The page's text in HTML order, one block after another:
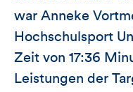
war Anneke
Hochschulsport
Zeit von 17:36
Leistungen der